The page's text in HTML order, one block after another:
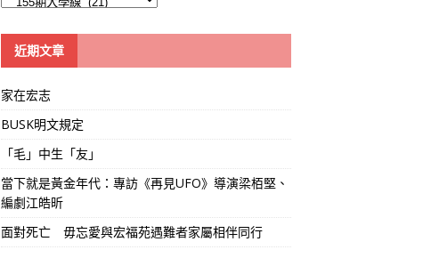
線
近期文章
家在宏志
BUSK明文規定
「毛」中生「友」
當下就是黃金年代：專訪《再見UFO》導演梁栢堅、
編劇江皓昕
面對死亡 毋忘愛與宏福苑遇難者家屬相伴同行